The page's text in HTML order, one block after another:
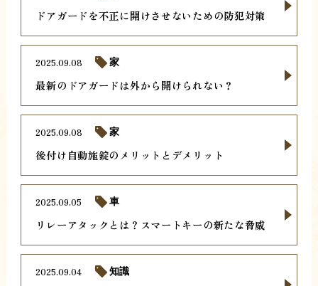
ドアガードを不正に開けさせないための防犯対策
最新のドアガードは外から開けられない？
2025.09.08 家
後付け自動施錠のメリットとデメリット
2025.09.08 家
リレーアタックとは？スマートキーの新たな脅威
2025.09.05 車
2025.09.04 知識